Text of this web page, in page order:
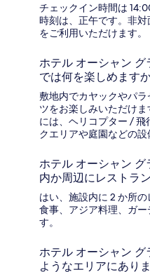
チェックイン時間は
時刻は、正午です。非
をご利用いただけます。
ホテル オーシャン
では何を楽しめます
敷地内でカヤックやパ
ツをお楽しみいただけ
には、ヘリコプター /
クエリアや庭園などの設
ホテル オーシャン
内か周辺にレストラ
はい、施設内に 2 か所
食事、アジア料理、ガ
す。
ホテル オーシャン
ようなエリアにあり